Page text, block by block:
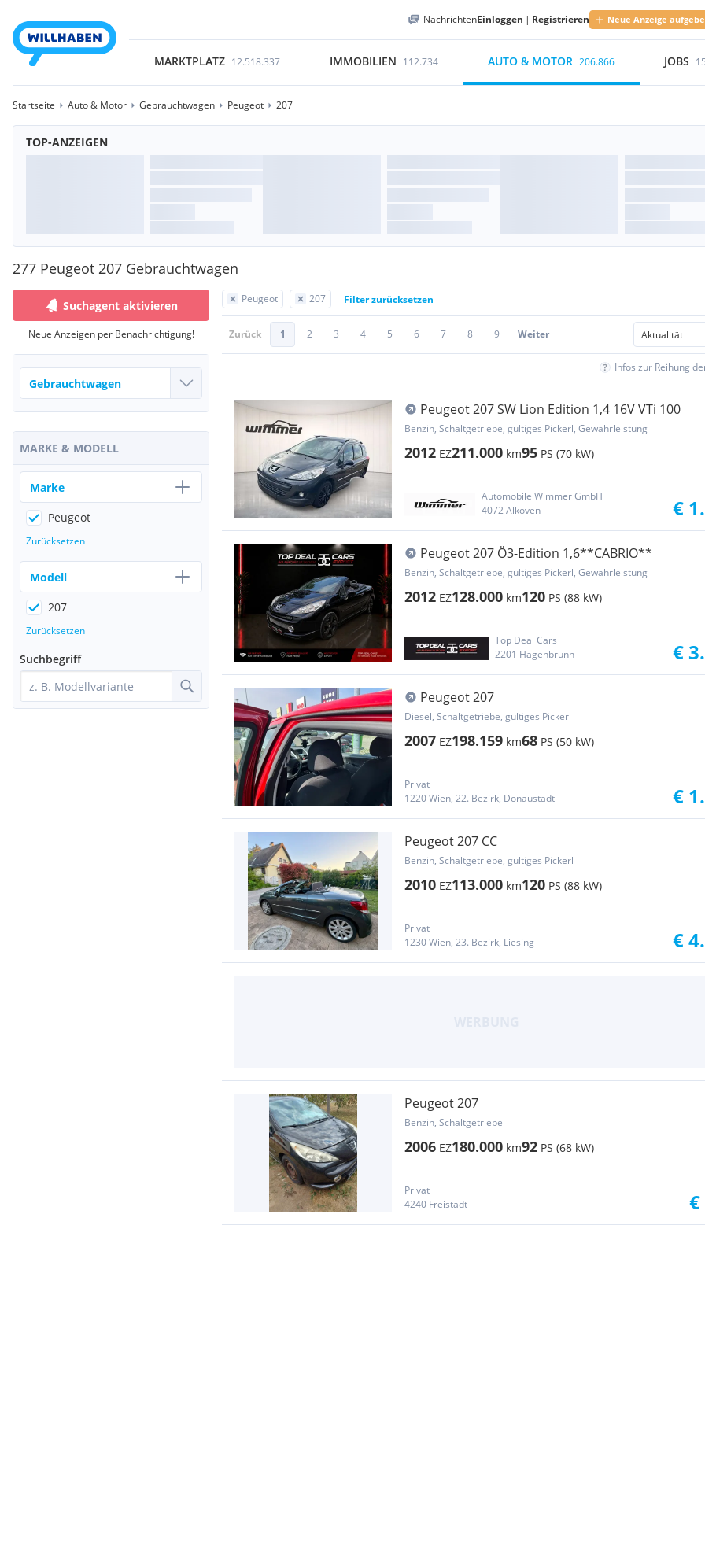
NachrichtenEinloggen | Registrieren Neue Anzeige
MARKTPLATZ 12.518.337 IMMOBILIEN 112.734 AUTO & MOTOR 206.866 JOBS
Startseite Auto & Motor Gebrauchtwagen Peugeot 207
TOP-ANZEIGEN
277 Peugeot 207 Gebrauchtwagen
Peugeot 207 Filter zurücksetzen
Zurück 1 2 3 4 5 6 7 8 9 Weiter
Infos zur Reihung
Peugeot 207 SW Lion Edition 1,4 16V VTi 100
Benzin, Schaltgetriebe, gültiges Pickerl, Gewährleistung
2012 EZ211.000 km95 PS (70 kW)
Automobile Wimmer GmbH
4072 Alkoven
€
Peugeot 207 Ö3-Edition 1,6**CABRIO**
Benzin, Schaltgetriebe, gültiges Pickerl, Gewährleistung
2012 EZ128.000 km120 PS (88 kW)
Top Deal Cars
2201 Hagenbrunn
€
Peugeot 207
Diesel, Schaltgetriebe, gültiges Pickerl
2007 EZ198.159 km68 PS (50 kW)
Privat
1220 Wien, 22. Bezirk, Donaustadt
€
Peugeot 207 CC
Benzin, Schaltgetriebe, gültiges Pickerl
2010 EZ113.000 km120 PS (88 kW)
Privat
1230 Wien, 23. Bezirk, Liesing
€
Peugeot 207
Benzin, Schaltgetriebe
2006 EZ180.000 km92 PS (68 kW)
Privat
4240 Freistadt
€
Suchagent aktivieren
Neue Anzeigen per Benachrichtigung!
MARKE & MODELL
Marke
Peugeot
Zurücksetzen
Modell
207
Zurücksetzen
Suchbegriff